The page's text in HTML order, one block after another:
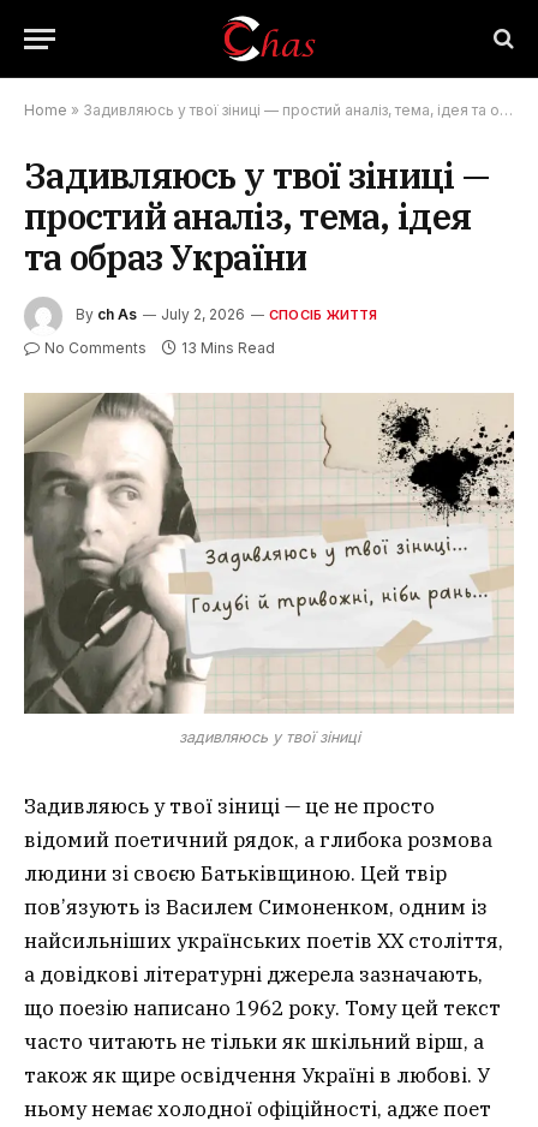
Home » Задивляюсь у твої зіниці — простий аналіз, тема, ідея та образ України
Задивляюсь у твої зіниці —
простий аналіз, тема, ідея
та образ України
By ch As July 2, 2026 СПОСІБ ЖИТТЯ
No Comments 13 Mins Read
задивляюсь у твої зіниці
Задивляюсь у твої зіниці — це не просто
відомий поетичний рядок, а глибока розмова
людини зі своєю Батьківщиною. Цей твір
пов’язують із Василем Симоненком, одним із
найсильніших українських поетів ХХ століття,
а довідкові літературні джерела зазначають,
що поезію написано 1962 року. Тому цей текст
часто читають не тільки як шкільний вірш, а
також як щире освідчення Україні в любові. У
ньому немає холодної офіційності, адже поет